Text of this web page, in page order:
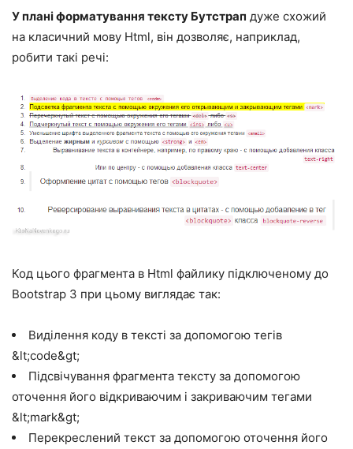
У плані форматування тексту Бутстрап дуже схожий
на класичний мову Html, він дозволяє, наприклад,
робити такі речі:
Код цього фрагмента в Html файлику підключеному до
Bootstrap 3 при цьому виглядає так:
Виділення коду в тексті за допомогою тегів
&lt;code&gt;
Підсвічування фрагмента тексту за допомогою
оточення його відкриваючим і закриваючим тегами
&lt;mark&gt;
Перекреслений текст за допомогою оточення його